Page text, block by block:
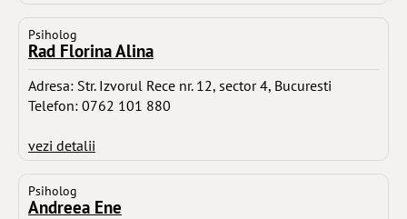
Psiholog
Rad Florina Alina
Adresa: Str. Izvorul Rece nr. 12, sector 4, Bucuresti
Telefon: 0762 101 880
vezi detalii
Psiholog
Andreea Ene